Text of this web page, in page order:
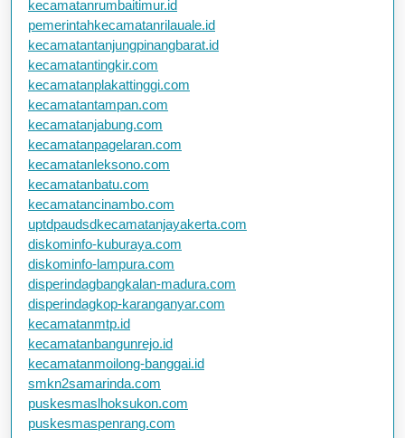
kecamatanrumbaitimur.id
pemerintahkecamatanrilauale.id
kecamatantanjungpinangbarat.id
kecamatantingkir.com
kecamatanplakattinggi.com
kecamatantampan.com
kecamatanjabung.com
kecamatanpagelaran.com
kecamatanleksono.com
kecamatanbatu.com
kecamatancinambo.com
uptdpaudsdkecamatanjayakerta.com
diskominfo-kuburaya.com
diskominfo-lampura.com
disperindagbangkalan-madura.com
disperindagkop-karanganyar.com
kecamatanmtp.id
kecamatanbangunrejo.id
kecamatanmoilong-banggai.id
smkn2samarinda.com
puskesmaslhoksukon.com
puskesmaspenrang.com